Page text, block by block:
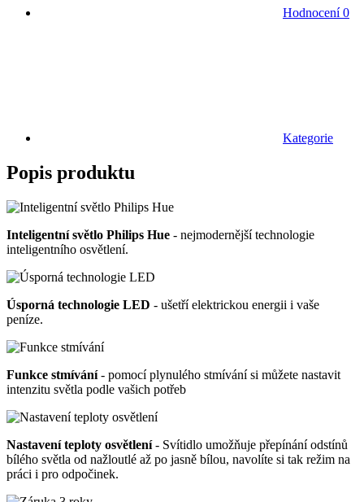
Hodnocení0
Kategorie
Popis produktu
Inteligentní světlo Philips Hue - nejmodernější technologie
inteligentního osvětlení.
Úsporná technologie LED - ušetří elektrickou energii i vaše
peníze.
Funkce stmívání- pomocí plynulého stmívání si můžete nastavit
intenzitu světla podle vašich potřeb
Nastavení teploty osvětlení- Svítidlo umožňuje přepínání odstínů
bílého světla od nažloutlé až po jasně bílou, navolíte si tak režim na
práci i pro odpočinek.